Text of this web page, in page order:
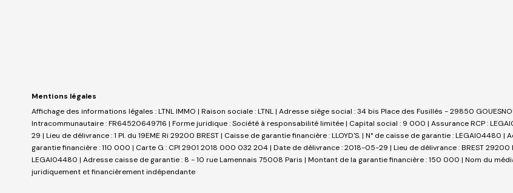
Mentions légales
Affichage des informations légales : LTNL IMMO | Raison sociale : LTNL | Adresse siège social : 34 bis Place des Fusillés - 29850
Intracommunautaire : FR64520649716 | Forme juridique : Société à responsabilité limitée | Capital social : 9 000 | Assurance RCP :
29 | Lieu de délivrance : 1 Pl. du 19EME Ri 29200 BREST | Caisse de garantie financière : LLOYD'S. | N° de caisse de garantie :
garantie financière : 110 000 | Carte G : CPI 2901 2018 000 032 204 | Date de délivrance : 2018-05-29 | Lieu de délivrance : BREST 29200
LEGAI04480 | Adresse caisse de garantie : 8 - 10 rue Lamennais 75008 Paris | Montant de la garantie financière : 150 000 | Nom du
juridiquement et financièrement indépendante